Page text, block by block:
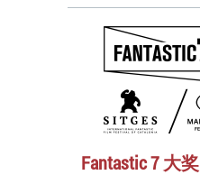
Fantastic 7 大奖